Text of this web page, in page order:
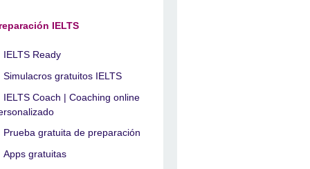
IELTS
IELTS Ready
Simulacros gratuitos IELTS
IELTS Coach | Coaching online
Prueba gratuita de preparación
Apps gratuitas